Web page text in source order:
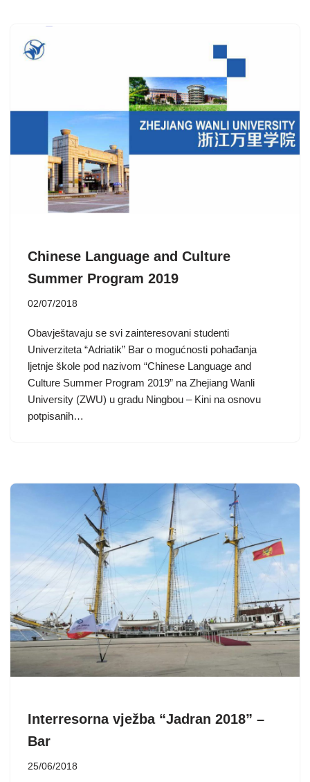
Chinese Language and Culture
Summer Program 2019
02/07/2018
Obavještavaju se svi zainteresovani studenti
Univerziteta “Adriatik” Bar o mogućnosti pohađanja
ljetnje škole pod nazivom “Chinese Language and
Culture Summer Program 2019” na Zhejiang Wanli
University (ZWU) u gradu Ningbou – Kini na osnovu
potpisanih…
Interresorna vježba “Jadran 2018” –
Bar
25/06/2018